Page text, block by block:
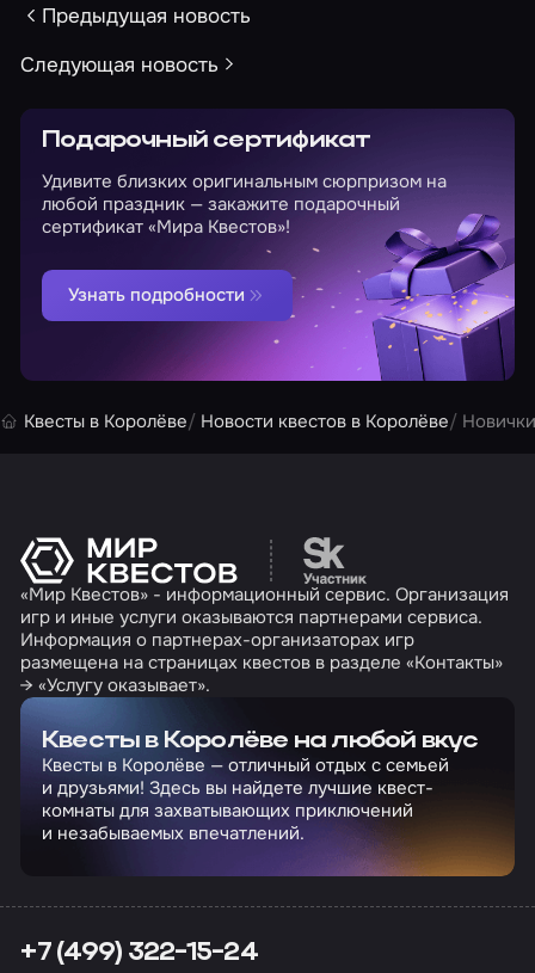
Предыдущая новость
Следующая новость
Подарочный сертификат
Удивите близких оригинальным сюрпризом на
любой праздник — закажите подарочный
сертификат «Мира Квестов»!
Узнать подробности
Квесты в Королёве Новости квестов в Королёве
Перейти на сайт
«Мир Квестов» - информационный сервис. Организация
игр и иные услуги оказываются партнерами сервиса.
Информация о партнерах-организаторах игр
размещена на страницах квестов в разделе «Контакты»
→ «Услугу оказывает».
Квесты в Королёве на любой вкус
Квесты в Королёве — отличный отдых с семьей
и друзьями! Здесь вы найдете лучшие квест-
комнаты для захватывающих приключений
и незабываемых впечатлений.
+7 (499) 322-15-24